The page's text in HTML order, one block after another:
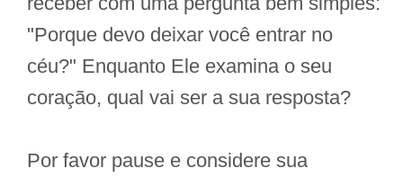
"Porque devo deixar você entrar no
céu?" Enquanto Ele examina o seu
coração, qual vai ser a sua resposta?
Por favor pause e considere sua